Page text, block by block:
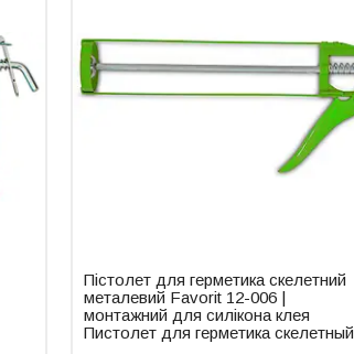
Пістолет для герметика скелетний
металевий Favorit 12-006 |
монтажний для силікона клея
Пистолет для герметика скелетный